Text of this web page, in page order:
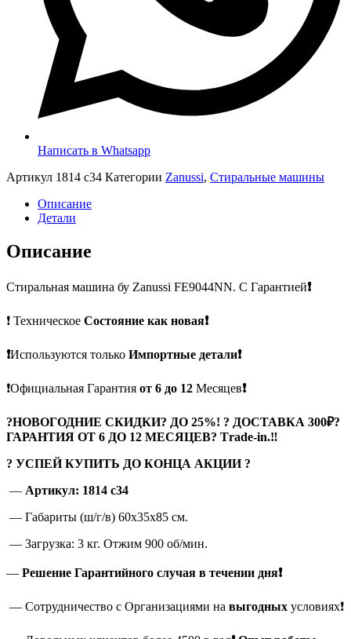
Написать в Whatsapp
Артикул 1814 c34 Категории Zanussi, Стиральные машины
Описание
Детали
Описание
Стиральная машина бу Zanussi FE9044NN. С Гарантией❗
❗ Техническое Состояние как новая❗
❗Используются только Импортные детали❗
❗Официальная Гарантия от 6 до 12 Месяцев❗
?НОВОГОДНИЕ СКИДКИ? ДО 25%! ? ДОСТАВКА 300₽?
ГАРАНТИЯ ОТ 6 ДО 12 МЕСЯЦЕВ? Тrade-in.‼
? УСПЕЙ КУПИТЬ ДО КОНЦА АКЦИИ ?
— Артикул: 1814 c34
— Габариты (ш/г/в) 60x35x85 см.
— Загрузка: 3 кг. Отжим 900 об/мин.
— Решение Гарантийного случая в течении дня❗
— Сотрудничество с Организациями на выгодных условиях❗